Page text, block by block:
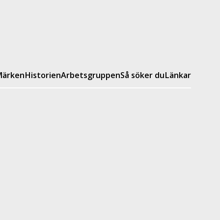
HistorienArbetsgruppenSå söker duLänkar